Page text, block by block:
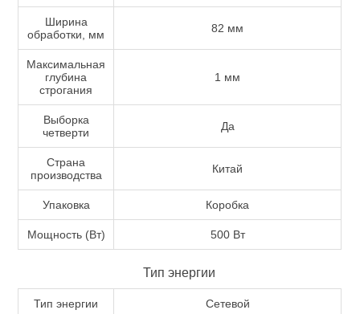
Аккумуляторы и ЗУ
Грузоподъемное оборудование
Ширина
обработки, мм
82 мм
Максимальная
глубина
строгания
1 мм
Выборка
четверти
Да
Страна
производства
Китай
Упаковка Коробка
Мощность (Вт) 500 Вт
Тип энергии
Тип энергии Сетевой